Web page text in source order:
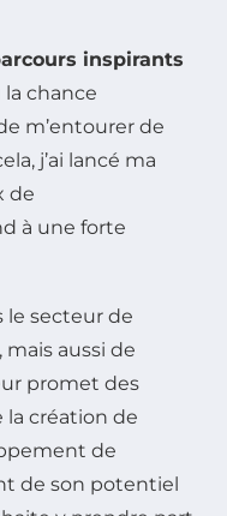
inspirants
la chance
m’entourer de
j’ai lancé ma
de
à une forte
le secteur de
aussi de
promet des
la création de
de
de son potentiel